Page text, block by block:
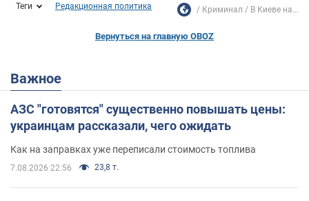
Теги Редакционная политика Криминал В Киеве на...
Вернуться на главную OBOZ
Важное
АЗС "готовятся" существенно повышать цены:
украинцам рассказали, чего ожидать
Как на заправках уже переписали стоимость топлива
7.08.2026 22:56 23,8 т.